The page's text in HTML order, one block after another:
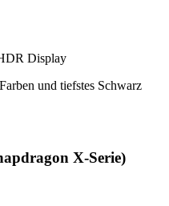
Display
und tiefstes Schwarz
X-Serie)